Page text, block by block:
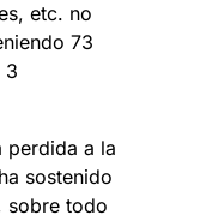
etc. no
73
3
perdida a la
sostenido
sobre todo